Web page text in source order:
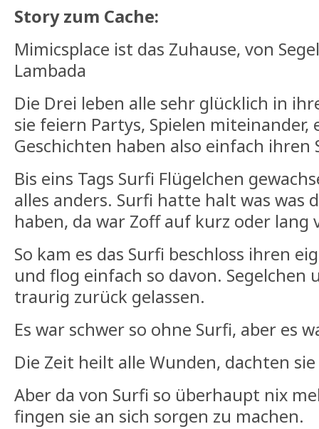
Story zum Cache:
Mimicsplace ist das Zuhause, von
Lambada
Die Drei leben alle sehr glücklich in
sie feiern Partys, Spielen miteinander,
Geschichten haben also einfach ihren
Bis eins Tags Surfi Flügelchen
alles anders. Surfi hatte halt was was
haben, da war Zoff auf kurz oder
So kam es das Surfi beschloss ihren
und flog einfach so davon. Segelchen
traurig zurück gelassen.
Es war schwer so ohne Surfi, aber es
Die Zeit heilt alle Wunden, dachten
Aber da von Surfi so überhaupt nix
fingen sie an sich sorgen zu machen.